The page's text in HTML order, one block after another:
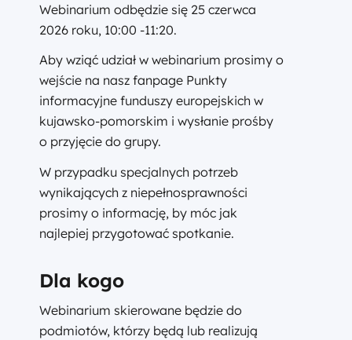
Webinarium odbędzie się 25 czerwca
2026 roku, 10:00 -11:20.
Aby wziąć udział w webinarium prosimy o
wejście na nasz fanpage Punkty
informacyjne funduszy europejskich w
kujawsko-pomorskim i wysłanie prośby
o przyjęcie do grupy.
W przypadku specjalnych potrzeb
wynikających z niepełnosprawności
prosimy o informację, by móc jak
najlepiej przygotować spotkanie.
Dla kogo
Webinarium skierowane będzie do
podmiotów, którzy będą lub realizują